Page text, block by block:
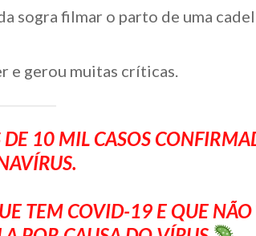
sogra filmar o parto de uma
e gerou muitas críticas.
10 MIL CASOS
TEM COVID-19 E QUE